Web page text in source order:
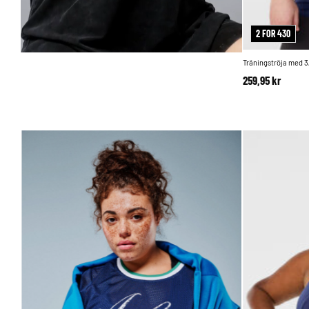
2 FOR 430
Träningströja med
259,95 kr